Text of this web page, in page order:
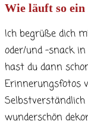
Wie läuft so ein
Ich begrüße dich
oder/und -snack
hast du dann
Erinnerungsfotos
wunderschön